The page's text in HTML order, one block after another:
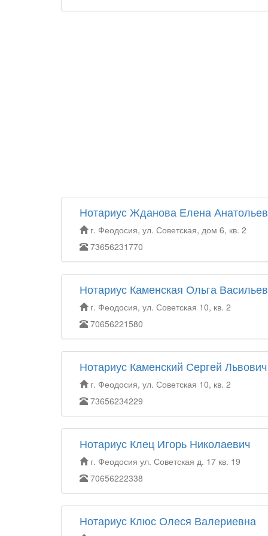
Нотариус Жданова Елена
г. Феодосия, ул. Советская, дом 6, кв. 2
73656231770
Нотариус Каменская Ольга
г. Феодосия, ул. Советская 10, кв. 2
70656221580
Нотариус Каменский Сергей Львович
г. Феодосия, ул. Советская 10, кв. 2
73656234229
Нотариус Клец Игорь Николаевич
г. Феодосия ул. Советская д. 17 кв. 19
70656222338
Нотариус Клюс Олеся Валериевна